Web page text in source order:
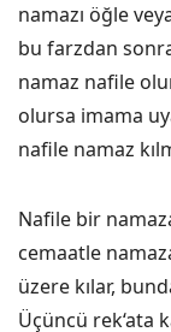
namazı öğle
bu farzdan
namaz nafile
olursa imama
nafile namaz
Nafile bir
cemaatle
üzere kılar,
Üçüncü rek‘ata